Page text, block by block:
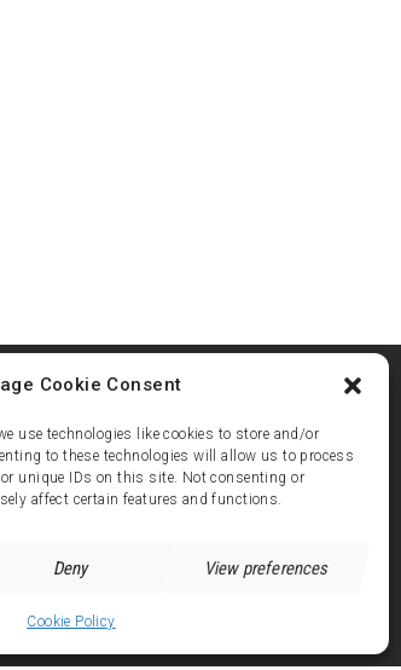
Cookie Consent
use technologies like cookies to store and/or
to these technologies will allow us to process
unique IDs on this site. Not consenting or
affect certain features and functions.
Deny View preferences
Cookie Policy
38750 ALPE d'HUEZ